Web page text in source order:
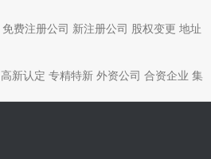
免费注册公司 新注册公司 股权变更 地址
高新认定 专精特新 外资公司 合资企业 集